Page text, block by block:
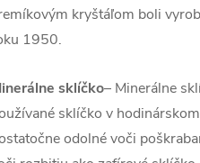
kryštáľom boli
1950.
sklíčko– Minerálne
sklíčko v
odolné voči